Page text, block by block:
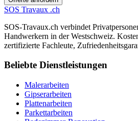
SOS Travaux .ch
SOS-Travaux.ch verbindet
Handwerkern in der Westschweiz.
zertifizierte Fachleute,
Beliebte Dienstleistungen
Malerarbeiten
Gipserarbeiten
Plattenarbeiten
Parkettarbeiten